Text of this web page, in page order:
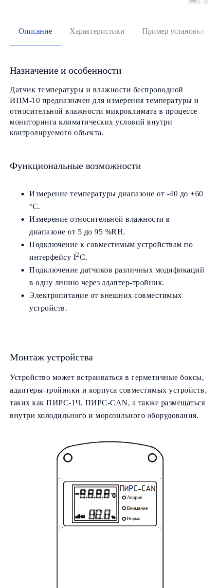
Описание Характеристики Пример установки
Назначение и особенности
Датчик температуры и влажности беспроводной
ИПМ-10 предназначен для измерения температуры и
относительной влажности микроклимата в процессе
мониторинга климатических условий внутри
контролируемого объекта.
Функциональные возможности
Измерение температуры диапазоне от -40 до +60
°C.
Измерение относительной влажности в
диапазоне от 5 до 95 %RH.
Подключение к совместимым устройствам по
интерфейсу I2C.
Подключение датчиков различных модификаций
в одну линию через адаптер-тройник.
Электропитание от внешних совместимых
устройств.
Монтаж устройства
Устройство может встраиваться в герметичные боксы,
адаптеры-тройники и корпуса совместимых устройств,
таких как ПИРС-1Ч, ПИРС-CAN, а также размещаться
внутри холодильного и морозильного оборудования.